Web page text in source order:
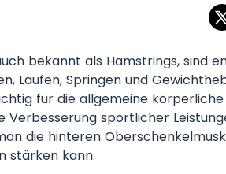
bekannt als Hamstrings, sind
Laufen, Springen und
für die allgemeine körperliche
Verbesserung sportlicher
die hinteren
stärken kann.